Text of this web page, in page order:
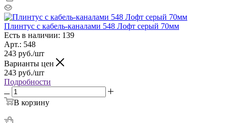
Плинтус с кабель-каналами 548 Лофт серый 70мм
Есть в наличии: 139
Арт.: 548
243 руб./шт
Варианты цен
243 руб./шт
Подробности
В корзину